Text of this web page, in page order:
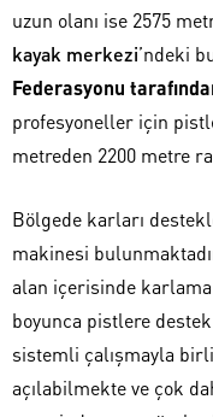
uzun olanı ise 2575
kayak merkezi’ndeki
Federasyonu
profesyoneller için
metreden 2200 metre
Bölgede karları
makinesi
alan içerisinde karlama
boyunca pistlere
sistemli çalışmayla
açılabilmekte ve çok